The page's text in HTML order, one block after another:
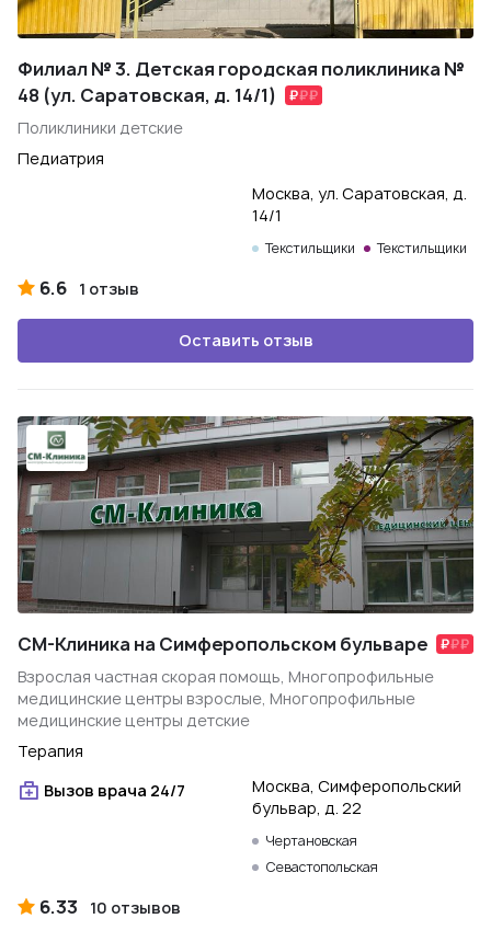
Филиал № 3. Детская городская поликлиника №
48 (ул. Саратовская, д. 14/1)
Поликлиники детские
Педиатрия
Москва, ул. Саратовская, д.
14/1
Текстильщики Текстильщики
6.6 1 отзыв
Оставить отзыв
СМ-Клиника на Симферопольском бульваре
Взрослая частная скорая помощь, Многопрофильные
медицинские центры взрослые, Многопрофильные
медицинские центры детские
Терапия
Вызов врача 24/7
Москва, Симферопольский
бульвар, д. 22
Чертановская
Севастопольская
6.33 10 отзывов